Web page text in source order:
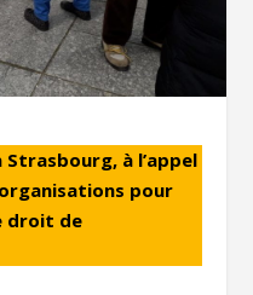
à l’appel
pour
droit de